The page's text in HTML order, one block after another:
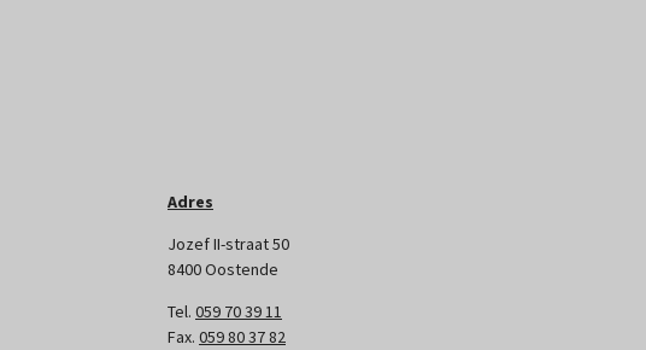
Adres
Jozef II-straat 50
8400 Oostende
Tel. 059 70 39 11
Fax. 059 80 37 82